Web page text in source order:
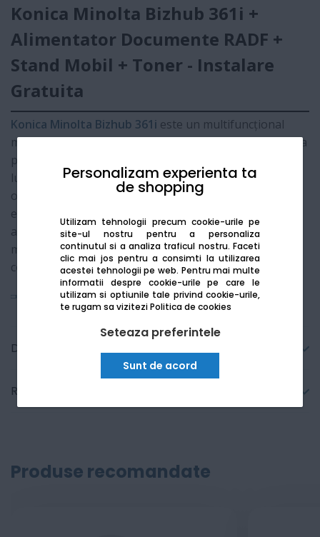
Personalizam experienta ta
de shopping
Utilizam tehnologii precum cookie-urile pe
site-ul nostru pentru a personaliza
continutul si a analiza traficul nostru. Faceti
clic mai jos pentru a consimti la utilizarea
acestei tehnologii pe web. Pentru mai multe
informatii despre cookie-urile pe care le
utilizam si optiunile tale privind cookie-urile,
te rugam sa viziteziPolitica de cookies
Seteaza preferintele
Sunt de acord
Konica Minolta Bizhub 361i +
Alimentator Documente RADF +
Stand Mobil + Toner - Instalare
Gratuita
Konica Minolta Bizhub 361i este un multifuncțional
monocrom A3 ultra-performant, creat pentru a asigura
productivitatea necesară în birourile cu volum mare de
lucru. Parte a renumitei generații i-Series, acest model
oferă o viteză de imprimare de 36 ppm și o fiabilitate
excepțională. Pachetul promoțional include
alimentatorul automat de documente (RADF), standul
mobil și instalarea gratuită, oferindu-vă o soluție
completă "la cheie".
Vezi mai mult
Detalii tehnice
Recenzii
Produse recomandate